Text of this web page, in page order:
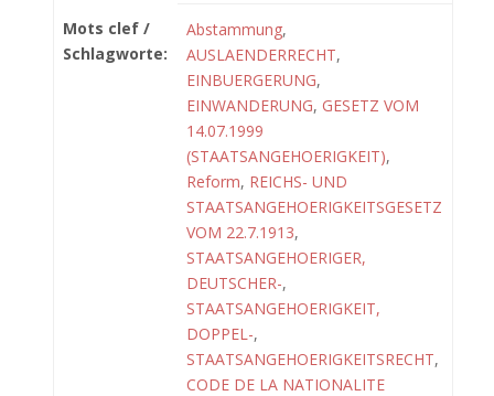
Mots clef /
Schlagworte:
Abstammung,
AUSLAENDERRECHT,
EINBUERGERUNG,
EINWANDERUNG, GESETZ VOM
14.07.1999
(STAATSANGEHOERIGKEIT),
Reform, REICHS- UND
STAATSANGEHOERIGKEITSGESETZ
VOM 22.7.1913,
STAATSANGEHOERIGER,
DEUTSCHER-,
STAATSANGEHOERIGKEIT,
DOPPEL-,
STAATSANGEHOERIGKEITSRECHT,
CODE DE LA NATIONALITE